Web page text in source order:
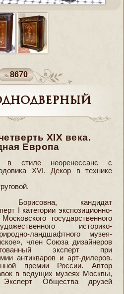
8670
ХIХ века.
Европа
в стиле неоренессанс с
XVI. Декор в технике
Борисовна, кандидат
I категории экспозиционно-
государственного
историко-
ландшафтного музея-
член Союза дизайнеров
эксперт при
антикваров и арт-дилеров.
премии России. Автор
в ведущих музеях Москвы,
Общества друзей